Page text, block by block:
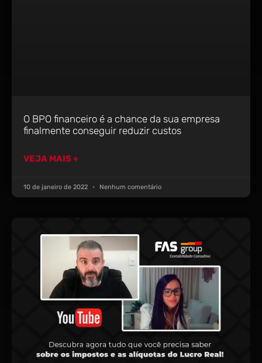
O BPO financeiro é a chance da sua empresa
finalmente conseguir reduzir custos
VEJA MAIS +
10 de janeiro de 2022 Nenhum comentário